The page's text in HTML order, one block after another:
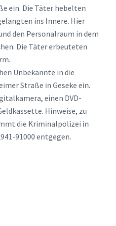
ein. Die Täter hebelten
ins Innere. Hier
den Personalraum in dem
Die Täter erbeuteten
Unbekannte in die
Straße in Geseke ein.
einen DVD-
Hinweise, zu
die Kriminalpolizei in
91000 entgegen.